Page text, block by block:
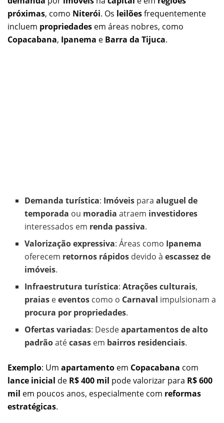
próximas, como Niterói. Os leilõesfrequentemente
incluem propriedades em áreas nobres, como
Copacabana, Ipanema e Barra da Tijuca.
Demanda turística: Imóveis paraaluguel de
temporada ou moradia atraem investidores
interessados em renda passiva.
Valorização expressiva: Áreas como Ipanema
oferecem retornos rápidos devido àescassez de
imóveis.
Infraestrutura turística:Atrações culturais,
praias eeventos como o Carnaval impulsionam a
procura por propriedades.
Ofertas variadas: Desdeapartamentos de alto
padrãoatécasas em bairros residenciais.
Exemplo: Um apartamento em Copacabana com
lance inicial de R$ 400 mil pode valorizar para R$ 600
mil em poucos anos, especialmente com reformas
estratégicas.